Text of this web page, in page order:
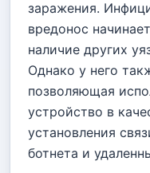
заражения.
вредонос
наличие других
Однако у него
позволяющая
устройство в
установления
ботнета и